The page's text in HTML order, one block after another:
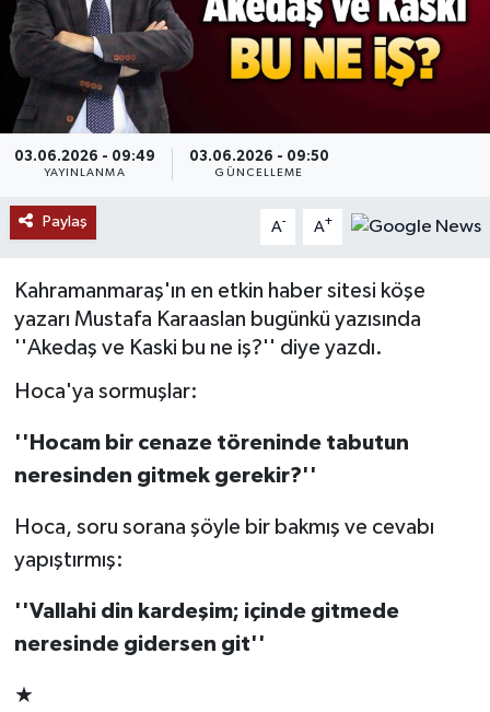
03.06.2026 - 09:49
YAYINLANMA
03.06.2026 - 09:50
GÜNCELLEME
Paylaş A- A+
Kahramanmaraş'ın en etkin haber sitesi köşe
yazarı Mustafa Karaaslan bugünkü yazısında
''Akedaş ve Kaski bu ne iş?'' diye yazdı.
Hoca'ya sormuşlar:
''Hocam bir cenaze töreninde tabutun
neresinden gitmek gerekir?''
Hoca, soru sorana şöyle bir bakmış ve cevabı
yapıştırmış:
''Vallahi din kardeşim; içinde gitmede
neresinde gidersen git''
★
SAĞLIK
EĞİTİM
BÖLGE
KEŞFET
DÜNYA
MEDYA
OTOMOTİV
TEKNOLOJİ
KÜLTÜR SANAT